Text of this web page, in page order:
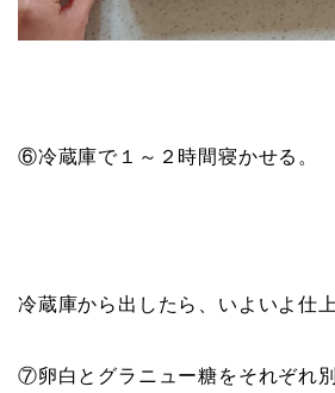
⑥冷蔵庫で１～２時間寝かせる。
冷蔵庫から出したら、いよいよ仕上
⑦卵白とグラニュー糖をそれぞれ